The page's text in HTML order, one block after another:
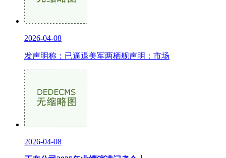
2026-04-08
发声明称：已逼退美军两栖舰声明：市场
2026-04-08